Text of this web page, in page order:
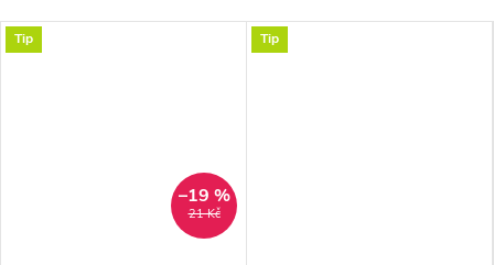
Tip
21 Kč
–19 %
Tip